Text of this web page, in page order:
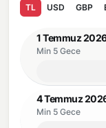
TL USD GBP
1 Temmuz
Min 5 Gece
4 Temmuz
Min 5 Gece